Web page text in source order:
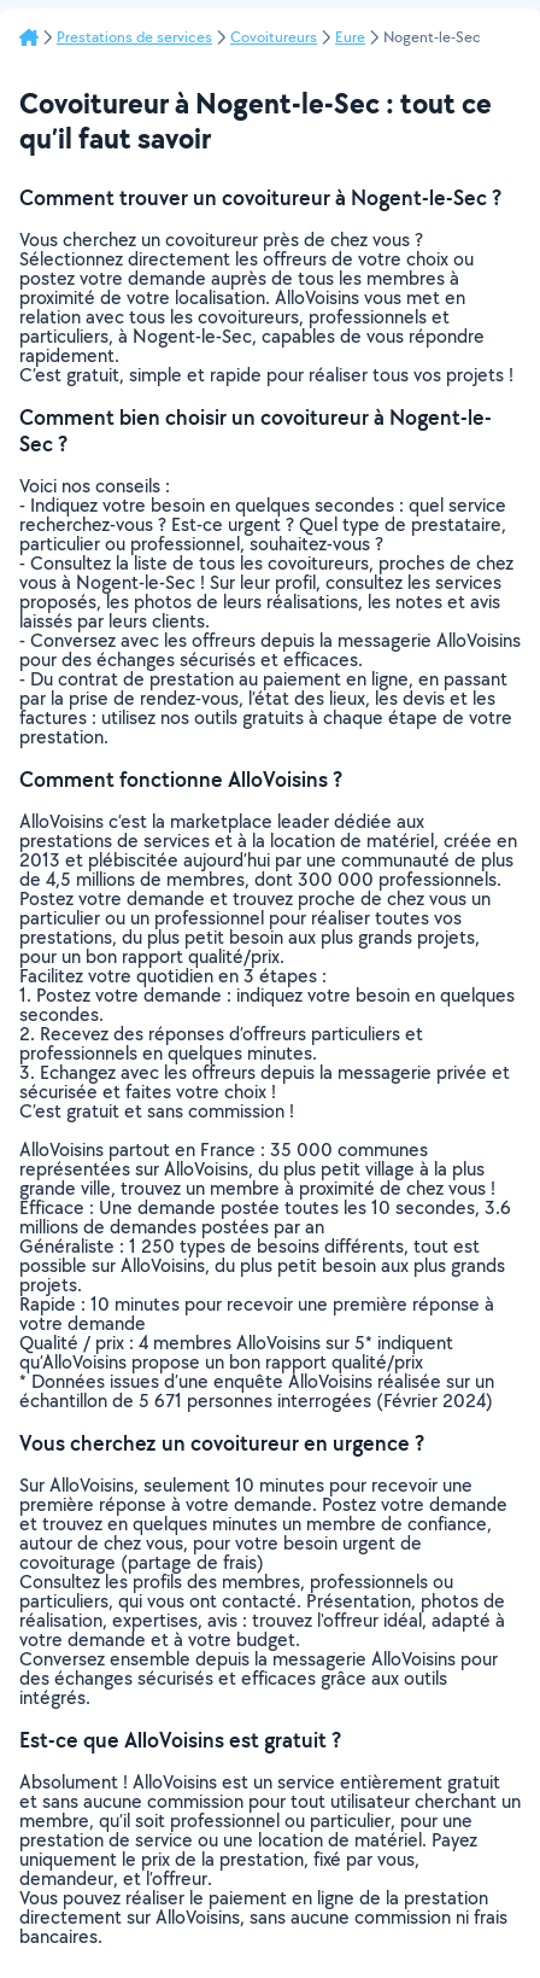
Prestations de services Covoitureurs Eure Nogent-le-Sec
Covoitureur à Nogent-le-Sec : tout ce
qu’il faut savoir
Comment trouver un covoitureur à Nogent-le-Sec ?
Vous cherchez un covoitureur près de chez vous ?
Sélectionnez directement les offreurs de votre choix ou
postez votre demande auprès de tous les membres à
proximité de votre localisation. AlloVoisins vous met en
relation avec tous les covoitureurs, professionnels et
particuliers, à Nogent-le-Sec, capables de vous répondre
rapidement.
C’est gratuit, simple et rapide pour réaliser tous vos projets !
Comment bien choisir un covoitureur à Nogent-le-
Sec ?
Voici nos conseils :
- Indiquez votre besoin en quelques secondes : quel service
recherchez-vous ? Est-ce urgent ? Quel type de prestataire,
particulier ou professionnel, souhaitez-vous ?
- Consultez la liste de tous les covoitureurs, proches de chez
vous à Nogent-le-Sec ! Sur leur profil, consultez les services
proposés, les photos de leurs réalisations, les notes et avis
laissés par leurs clients.
- Conversez avec les offreurs depuis la messagerie AlloVoisins
pour des échanges sécurisés et efficaces.
- Du contrat de prestation au paiement en ligne, en passant
par la prise de rendez-vous, l’état des lieux, les devis et les
factures : utilisez nos outils gratuits à chaque étape de votre
prestation.
Comment fonctionne AlloVoisins ?
AlloVoisins c’est la marketplace leader dédiée aux
prestations de services et à la location de matériel, créée en
2013 et plébiscitée aujourd’hui par une communauté de plus
de 4,5 millions de membres, dont 300 000 professionnels.
Postez votre demande et trouvez proche de chez vous un
particulier ou un professionnel pour réaliser toutes vos
prestations, du plus petit besoin aux plus grands projets,
pour un bon rapport qualité/prix.
Facilitez votre quotidien en 3 étapes :
1. Postez votre demande : indiquez votre besoin en quelques
secondes.
2. Recevez des réponses d’offreurs particuliers et
professionnels en quelques minutes.
3. Echangez avec les offreurs depuis la messagerie privée et
sécurisée et faites votre choix !
C’est gratuit et sans commission !
AlloVoisins partout en France : 35 000 communes
représentées sur AlloVoisins, du plus petit village à la plus
grande ville, trouvez un membre à proximité de chez vous !
Efficace : Une demande postée toutes les 10 secondes, 3.6
millions de demandes postées par an
Généraliste : 1 250 types de besoins différents, tout est
possible sur AlloVoisins, du plus petit besoin aux plus grands
projets.
Rapide : 10 minutes pour recevoir une première réponse à
votre demande
Qualité / prix : 4 membres AlloVoisins sur 5* indiquent
qu’AlloVoisins propose un bon rapport qualité/prix
* Données issues d’une enquête AlloVoisins réalisée sur un
échantillon de 5 671 personnes interrogées (Février 2024)
Vous cherchez un covoitureur en urgence ?
Sur AlloVoisins, seulement 10 minutes pour recevoir une
première réponse à votre demande. Postez votre demande
et trouvez en quelques minutes un membre de confiance,
autour de chez vous, pour votre besoin urgent de
covoiturage (partage de frais)
Consultez les profils des membres, professionnels ou
particuliers, qui vous ont contacté. Présentation, photos de
réalisation, expertises, avis : trouvez l'offreur idéal, adapté à
votre demande et à votre budget.
Conversez ensemble depuis la messagerie AlloVoisins pour
des échanges sécurisés et efficaces grâce aux outils
intégrés.
Est-ce que AlloVoisins est gratuit ?
Absolument ! AlloVoisins est un service entièrement gratuit
et sans aucune commission pour tout utilisateur cherchant un
membre, qu’il soit professionnel ou particulier, pour une
prestation de service ou une location de matériel. Payez
uniquement le prix de la prestation, fixé par vous,
demandeur, et l’offreur.
Vous pouvez réaliser le paiement en ligne de la prestation
directement sur AlloVoisins, sans aucune commission ni frais
bancaires.